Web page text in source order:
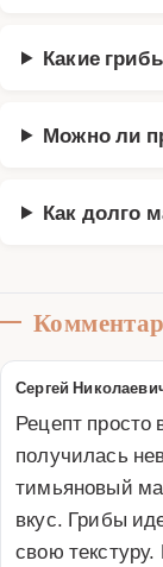
Какие
Можно ли
Как долго
Сергей
Рецепт просто
получилась
тимьяновый
вкус. Грибы
свою